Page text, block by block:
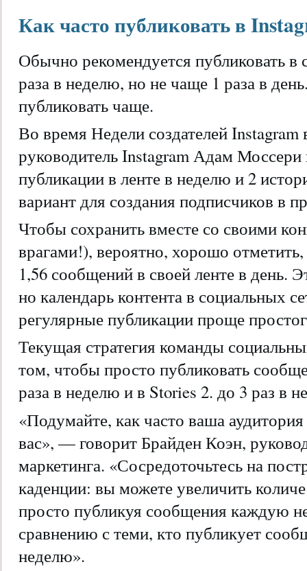
Как часто публиковать в
Обычно рекомендуется публиковать в
раза в неделю, но не чаще 1 раза в
публиковать чаще.
Во время Недели создателей Instagram
руководитель Instagram Адам Моссери
публикации в ленте в неделю и 2
вариант для создания подписчиков в
Чтобы сохранить вместе со своими
врагами!), вероятно, хорошо
1,56 сообщений в своей ленте в день.
но календарь контента в социальных
регулярные публикации проще
Текущая стратегия команды
том, чтобы просто публиковать
раза в неделю и в Stories 2. до 3 раз в
«Подумайте, как часто ваша аудитория
вас», — говорит Брайден Коэн,
маркетинга. «Сосредоточьтесь на
каденции: вы можете увеличить
просто публикуя сообщения каждую
сравнению с теми, кто публикует
неделю».